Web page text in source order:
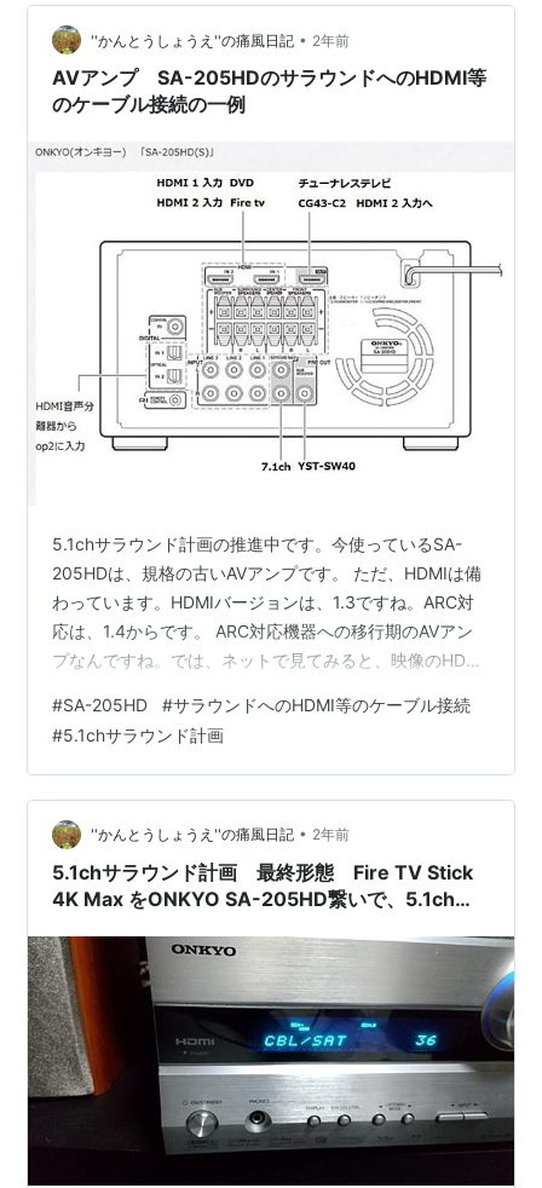
飛行』は、いいですね。今時の音楽もいいですが、しっ
かりとした音楽性と言うか、ゆっくりしたテンポの女性
らしい歌詞の世界も、聞いて魅了されますね。やはり、
しっかりとしたピアノの旋律が、聞こえ…
''かんとうしょうえ''の痛風日記 • 2年前
AVアンプ SA-205HDのサラウンドへのHDMI等
のケーブル接続の一例
5.1chサラウンド計画の推進中です。今使っているSA-
205HDは、規格の古いAVアンプです。 ただ、HDMIは備
わっています。HDMIバージョンは、1.3ですね。ARC対
応は、1.4からです。 ARC対応機器への移行期のAVアン
プなんですね。では、ネットで見てみると、映像のHDMI
う方法しかないと、解説にあります。ここに少し疑問が
あります。 なぜなら、今使っているSA-205HDは、デジ
タルケーブルを使わなくても、5.1chサラウンドになって
います。私の耳が悪いのかと、何度も確認しましたが、
サラウンドのテストでも、5.1chサラウンドになっ…
#SA-205HD #サラウンドへのHDMI等のケーブル接続
#5.1chサラウンド計画
''かんとうしょうえ''の痛風日記 • 2年前
5.1chサラウンド計画 最終形態 Fire TV Stick
4K Max をONKYO SA-205HD繋いで、5.1chサ